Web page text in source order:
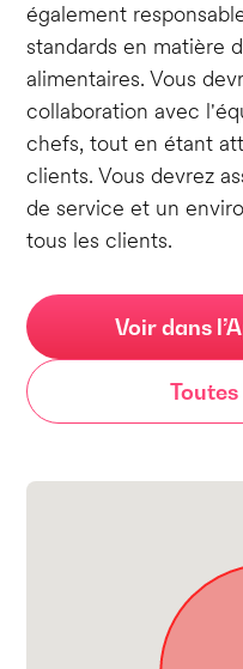
également
standards en matière
alimentaires. Vous
collaboration avec
chefs, tout en étant
clients. Vous devrez
de service et un
tous les clients.
Voir dans